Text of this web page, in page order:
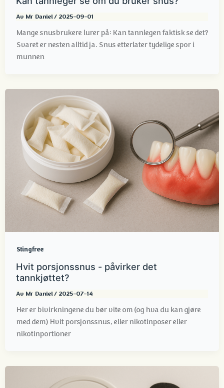
Av Mr Daniel/ 2025-09-01
Mange snusbrukere lurer på: Kan tannlegen faktisk se det?
Svaret er nesten alltid ja. Snus etterlater tydelige spor i
munnen
Stingfree
Hvit porsjonssnus - påvirker det
tannkjøttet?
Av Mr Daniel / 2025-07-14
Her er bivirkningene du bør vite om (og hva du kan gjøre
med dem) Hvit porsjonssnus, eller nikotinposer eller
nikotinportioner